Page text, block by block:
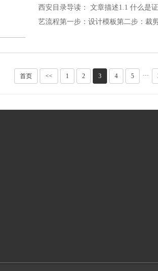
西安目录导读： 文章描述1.1 什么是
艺流程第一步：设计模板第二步：裁
首页 << 1 2 3 4 5 ···